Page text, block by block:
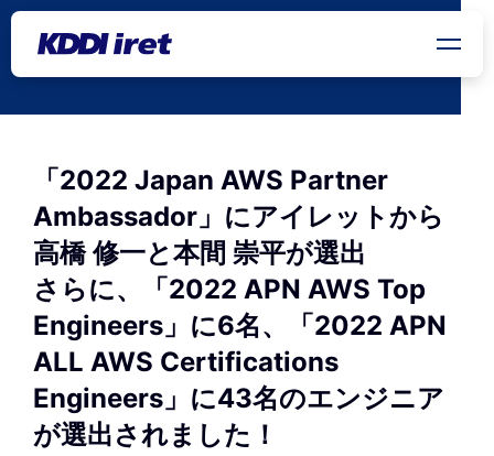
メインコンテンツにスキップ
「2022 Japan AWS Partner
Ambassador」にアイレットから
高橋 修一と本間 崇平が選出
さらに、「2022 APN AWS Top
Engineers」に6名、「2022 APN
ALL AWS Certifications
Engineers」に43名のエンジニア
が選出されました！